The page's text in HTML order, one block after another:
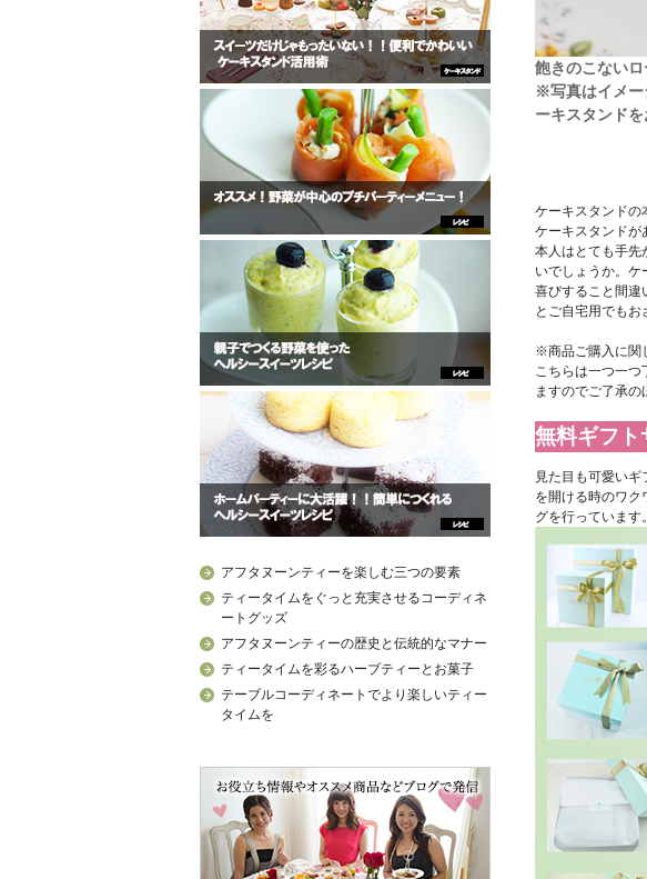
飽きのこない
※写真はイメー
ーキスタンドを
ケーキスタンドの
ケーキスタンドが
本人はとても手先
いでしょうか。
喜びすること間違
とご自宅用でもお
※商品ご購入に関
こちらは一つ一
ますのでご了承の
無料ギフト
見た目も可愛い
を開ける時のワク
グを行っています。
アフタヌーンティーを楽しむ三つの要素
ティータイムをぐっと充実させるコーディネ
ートグッズ
アフタヌーンティーの歴史と伝統的なマナー
ティータイムを彩るハーブティーとお菓子
テーブルコーディネートでより楽しいティー
タイムを